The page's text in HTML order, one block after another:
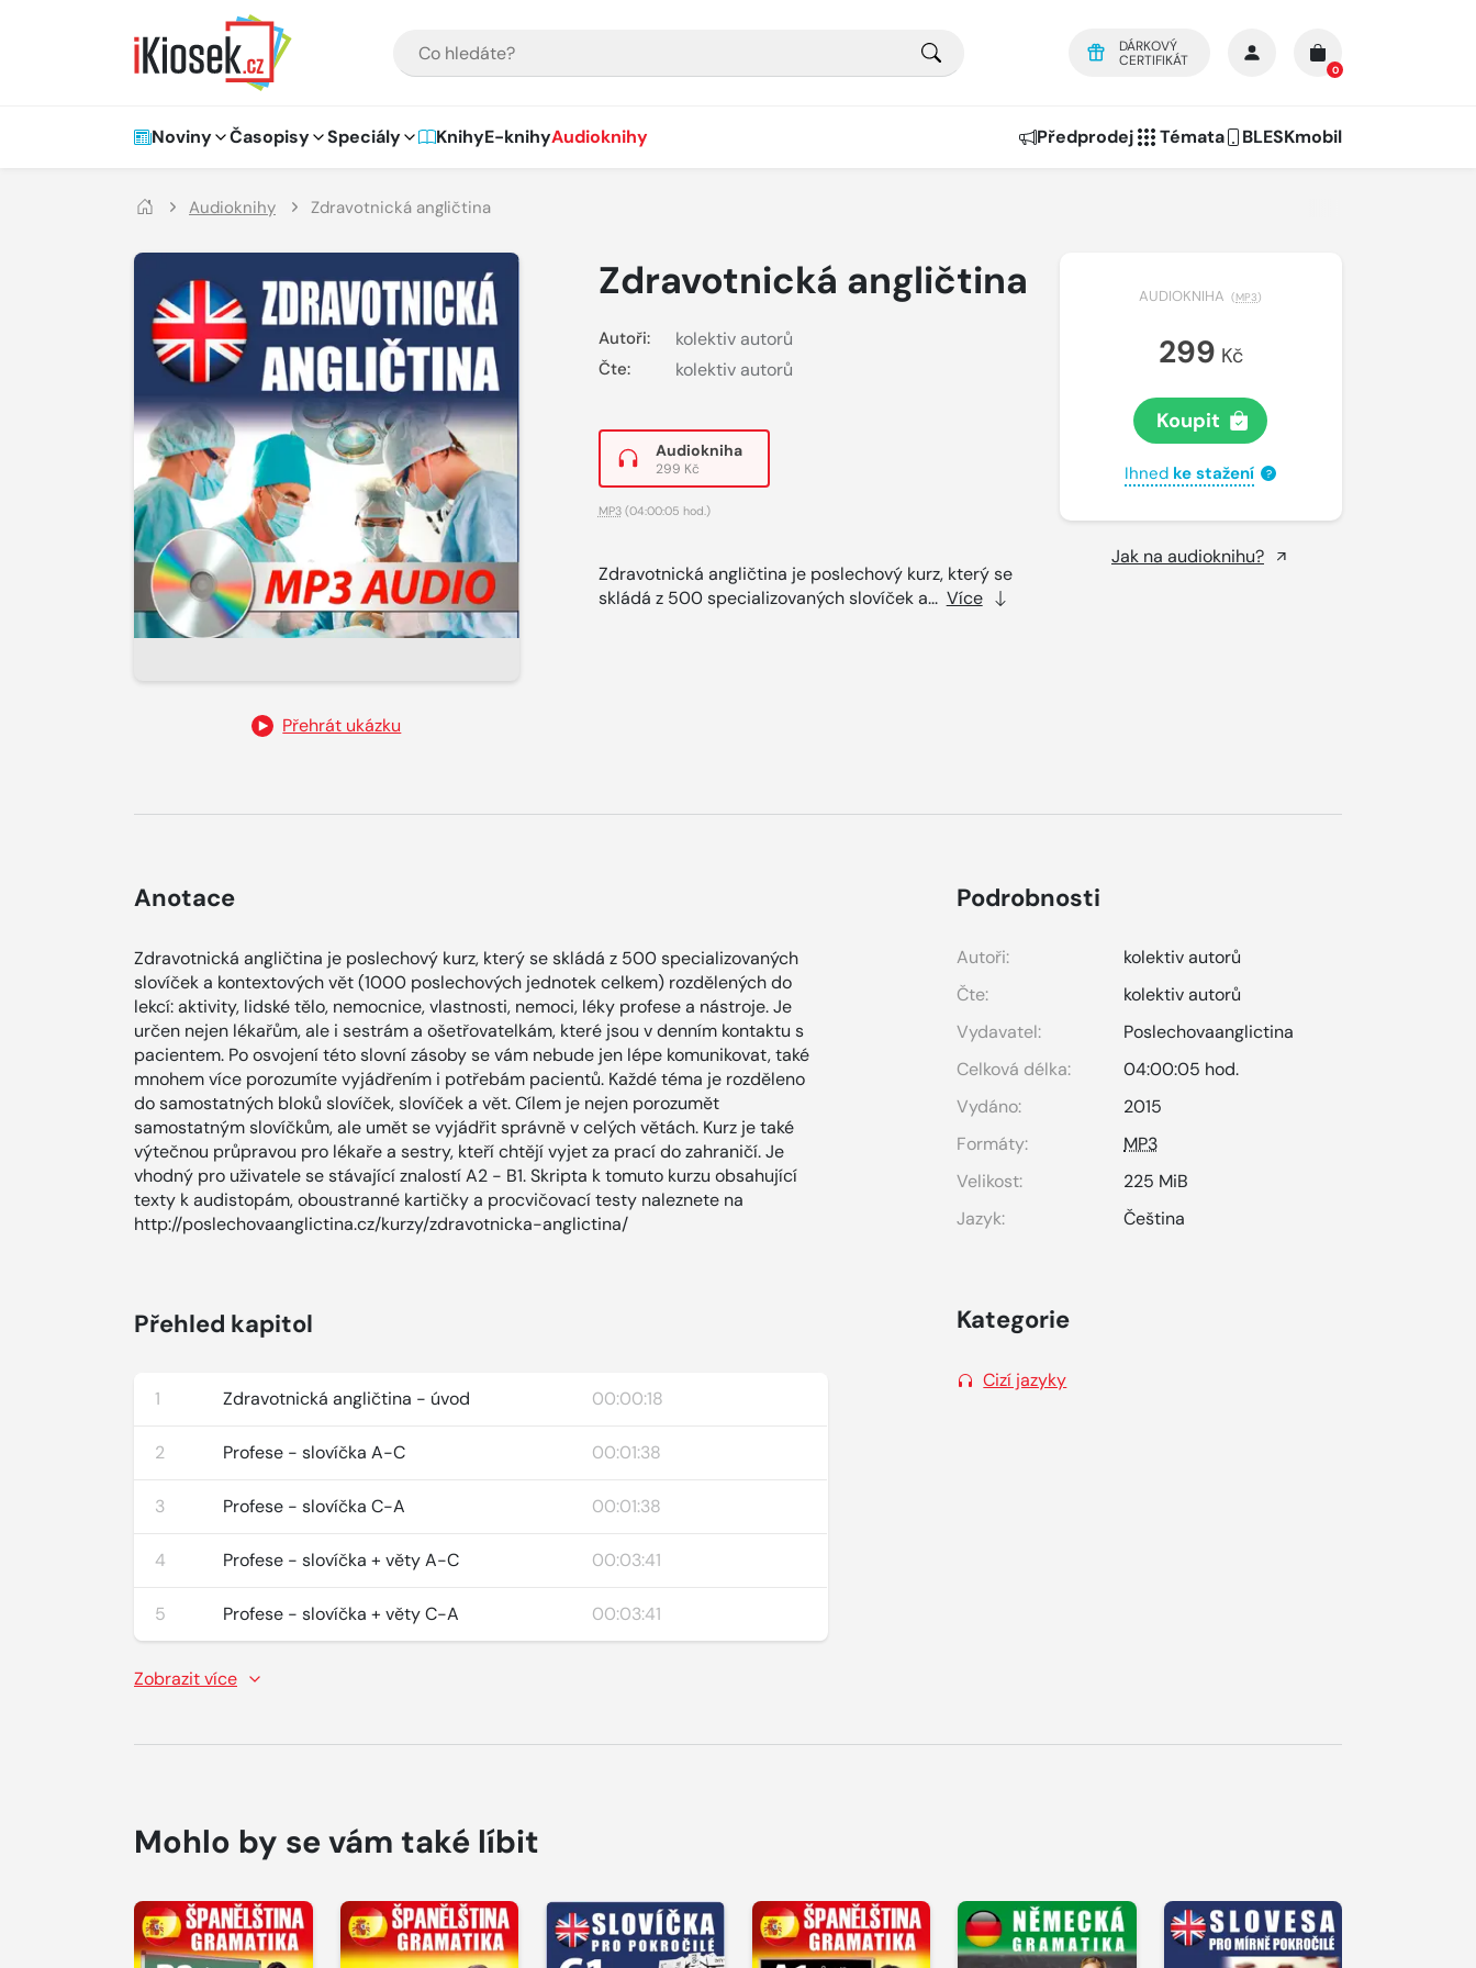
DÁRKOVÝ
CERTIFIKÁT
0
Hlavní navigace
Noviny Časopisy Speciály KnihyE-knihyAudioknihy Předprodej Témata BLESKmobil
Audioknihy Zdravotnická angličtina
Přehrát ukázku
Zdravotnická angličtina
Autoři: kolektiv autorů
Čte: kolektiv autorů
Audiokniha
299 Kč
MP3(04:00:05 hod.)
Zdravotnická angličtina je poslechový kurz, který se
skládá z 500 specializovaných slovíček a... Více
AUDIOKNIHA (MP3)
299 Kč
Koupit
Ihned ke stažení ?
Jak na audioknihu?
Anotace
Zdravotnická angličtina je poslechový kurz, který se skládá z 500 specializovaných
slovíček a kontextových vět (1000 poslechových jednotek celkem) rozdělených do
lekcí: aktivity, lidské tělo, nemocnice, vlastnosti, nemoci, léky profese a nástroje. Je
určen nejen lékařům, ale i sestrám a ošetřovatelkám, které jsou v denním kontaktu s
pacientem. Po osvojení této slovní zásoby se vám nebude jen lépe komunikovat, také
mnohem více porozumíte vyjádřením i potřebám pacientů. Každé téma je rozděleno
do samostatných bloků slovíček, slovíček a vět. Cílem je nejen porozumět
samostatným slovíčkům, ale umět se vyjádřit správně v celých větách. Kurz je také
výtečnou průpravou pro lékaře a sestry, kteří chtějí vyjet za prací do zahraničí. Je
vhodný pro uživatele se stávající znalostí A2 - B1. Skripta k tomuto kurzu obsahující
texty k audistopám, oboustranné kartičky a procvičovací testy naleznete na
http://poslechovaanglictina.cz/kurzy/zdravotnicka-anglictina/
Přehled kapitol
1 Zdravotnická angličtina - úvod 00:00:18
2 Profese - slovíčka A-C 00:01:38
3 Profese - slovíčka C-A 00:01:38
4 Profese - slovíčka + věty A-C 00:03:41
5 Profese - slovíčka + věty C-A 00:03:41
Zobrazit více
Podrobnosti
Autoři:
kolektiv autorů
Čte:
kolektiv autorů
Vydavatel:
Poslechovaanglictina
Celková délka:
04:00:05 hod.
Vydáno:
2015
Formáty:
MP3
Velikost:
225 MiB
Jazyk:
Čeština
Kategorie
Cizí jazyky
Mohlo by se vám také líbit
Přehrát
ukázku
Přehrát
ukázku
Přehrát
ukázku
Přehrát
ukázku
Přehrát
ukázku